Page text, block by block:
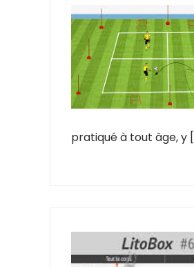
pratiqué à tout âge, y